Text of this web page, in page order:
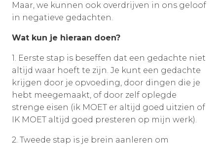
Maar, we kunnen ook overdrijven in ons geloof
in negatieve gedachten.
Wat kun je hieraan doen?
1. Eerste stap is beseffen dat een gedachte niet
altijd waar hoeft te zijn. Je kunt een gedachte
krijgen door je opvoeding, door dingen die je
hebt meegemaakt, of door zelf oplegde
strenge eisen (ik MOET er altijd goed uitzien of
IK MOET altijd goed presteren op mijn werk).
2. Tweede stap is je brein aanleren om